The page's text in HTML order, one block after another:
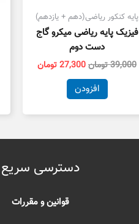
پایه کنکور ریاضی(دهم + یازدهم)
فیزیک پایه ریاضی میکرو گاج
دست دوم
39,000تومان27,300تومان
افزودن
دسترسی سریع
قوانین و مقررات